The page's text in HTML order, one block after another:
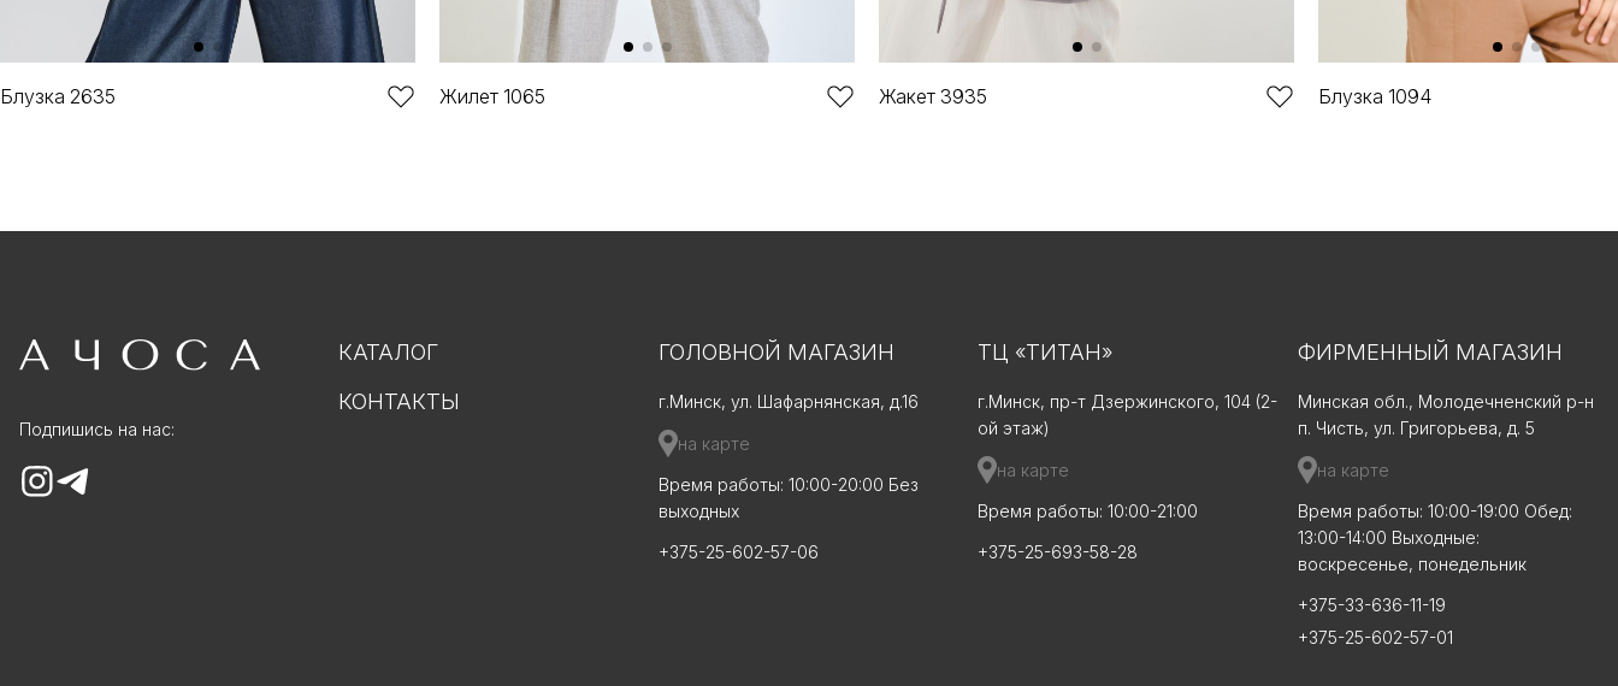
Блузка 2635 Жилет 1065 Жакет 3935 Блузка 1094
Подпишись на нас:
КАТАЛОГ
КОНТАКТЫ
ГОЛОВНОЙ МАГАЗИН
г.Минск, ул. Шафарнянская, д.16
на карте
Время работы: 10:00-20:00 Без
выходных
+375-25-602-57-06
ТЦ «ТИТАН»
г.Минск, пр-т Дзержинского, 104 (2-
ой этаж)
на карте
Время работы: 10:00-21:00
+375-25-693-58-28
ФИРМЕННЫЙ МАГАЗИН
Минская обл., Молодечненский р-н
п. Чисть, ул. Григорьева, д. 5
на карте
Время работы: 10:00-19:00 Обед:
13:00-14:00 Выходные:
воскресенье, понедельник
+375-33-636-11-19
+375-25-602-57-01